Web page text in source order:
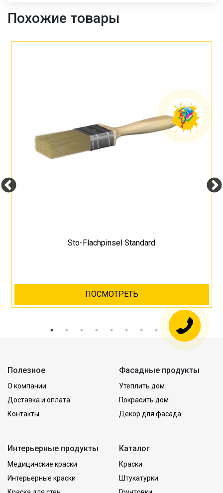
Похожие товары
Sto-Flachpinsel Standard
ПОСМОТРЕТЬ
Полезное
О компании
Доставка и оплата
Контакты
Фасадные продукты
Утеплить дом
Покрасить дом
Декор для фасада
Интерьерные продукты
Медицинские краски
Интерьерные краски
Каталог
Краски
Штукатурки